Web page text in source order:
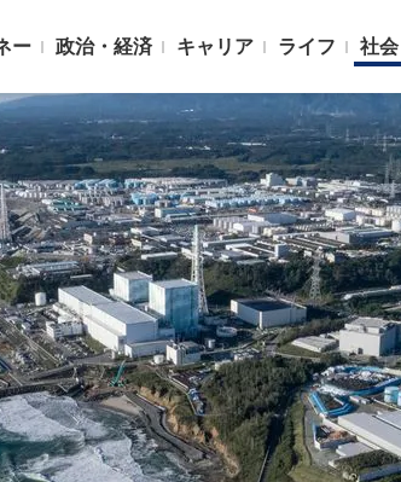
ー 政治・経済 キャリア ライフ 社会